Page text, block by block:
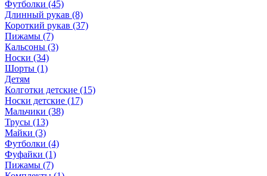
Футболки (45)
Длинный рукав (8)
Короткий рукав (37)
Пижамы (7)
Кальсоны (3)
Носки (34)
Шорты (1)
Детям
Колготки детские (15)
Носки детские (17)
Мальчики (38)
Трусы (13)
Майки (3)
Футболки (4)
Фуфайки (1)
Пижамы (7)